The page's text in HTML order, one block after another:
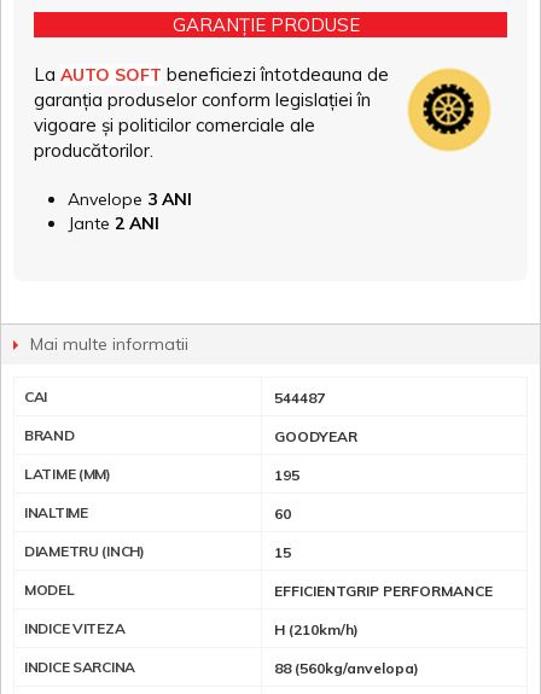
GARANȚIE PRODUSE
La AUTO SOFT beneficiezi întotdeauna de
garanția produselor conform legislației în
vigoare și politicilor comerciale ale
producătorilor.
Anvelope 3 ANI
Jante 2 ANI
Mai multe informatii
CAI 544487
BRAND GOODYEAR
LATIME (MM) 195
INALTIME 60
DIAMETRU (INCH) 15
MODEL EFFICIENTGRIP PERFORMANCE
INDICE VITEZA H (210km/h)
INDICE SARCINA 88 (560kg/anvelopa)